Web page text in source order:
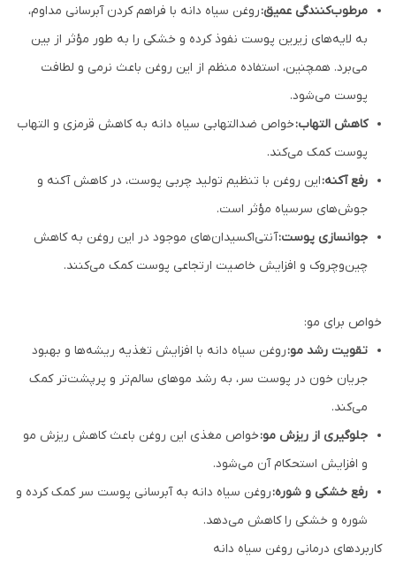
مرطوب‌کنندگی عمیق:روغن سیاه دانه با فراهم کردن آبرسانی مداوم،
به لایه‌های زیرین پوست نفوذ کرده و خشکی را به طور مؤثر از بین
می‌برد. همچنین، استفاده منظم از این روغن باعث نرمی و لطافت
پوست می‌شود.
کاهش التهاب:خواص ضدالتهابی سیاه دانه به کاهش قرمزی و التهاب
پوست کمک می‌کند.
رفع آکنه:این روغن با تنظیم تولید چربی پوست، در کاهش آکنه و
جوش‌های سرسیاه مؤثر است.
جوانسازی پوست:آنتی‌اکسیدان‌های موجود در این روغن به کاهش
چین‌وچروک و افزایش خاصیت ارتجاعی پوست کمک می‌کنند.
خواص برای مو:
تقویت رشد مو:روغن سیاه دانه با افزایش تغذیه ریشه‌ها و بهبود
جریان خون در پوست سر، به رشد موهای سالم‌تر و پرپشت‌تر کمک
می‌کند.
جلوگیری از ریزش مو:خواص مغذی این روغن باعث کاهش ریزش مو
و افزایش استحکام آن می‌شود.
رفع خشکی و شوره:روغن سیاه دانه به آبرسانی پوست سر کمک کرده و
شوره و خشکی را کاهش می‌دهد.
کاربردهای درمانی روغن سیاه دانه